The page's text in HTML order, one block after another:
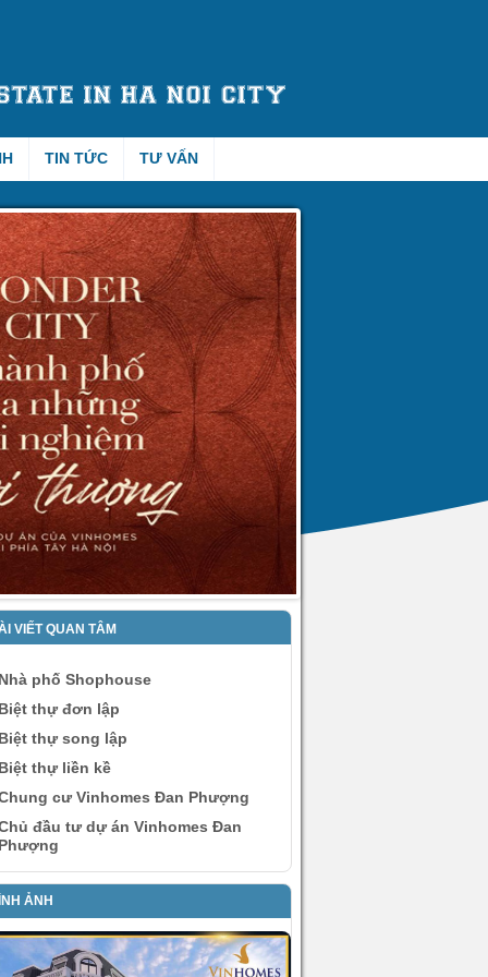
TIN TỨC TƯ VẤN
VIẾT QUAN TÂM
phố Shophouse
thự đơn lập
thự song lập
thự liền kề
cư Vinhomes Đan Phượng
đầu tư dự án Vinhomes Đan
ẢNH